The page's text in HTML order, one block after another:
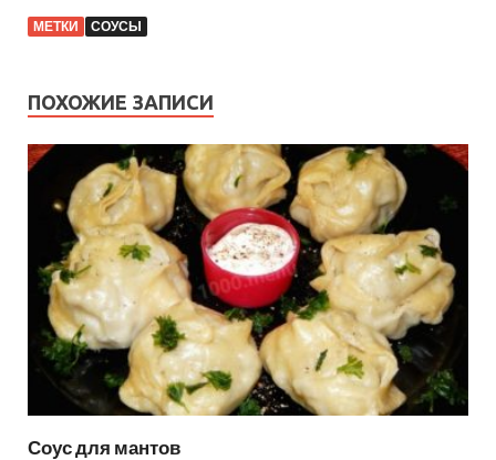
МЕТКИ СОУСЫ
ПОХОЖИЕ ЗАПИСИ
Соус для мантов